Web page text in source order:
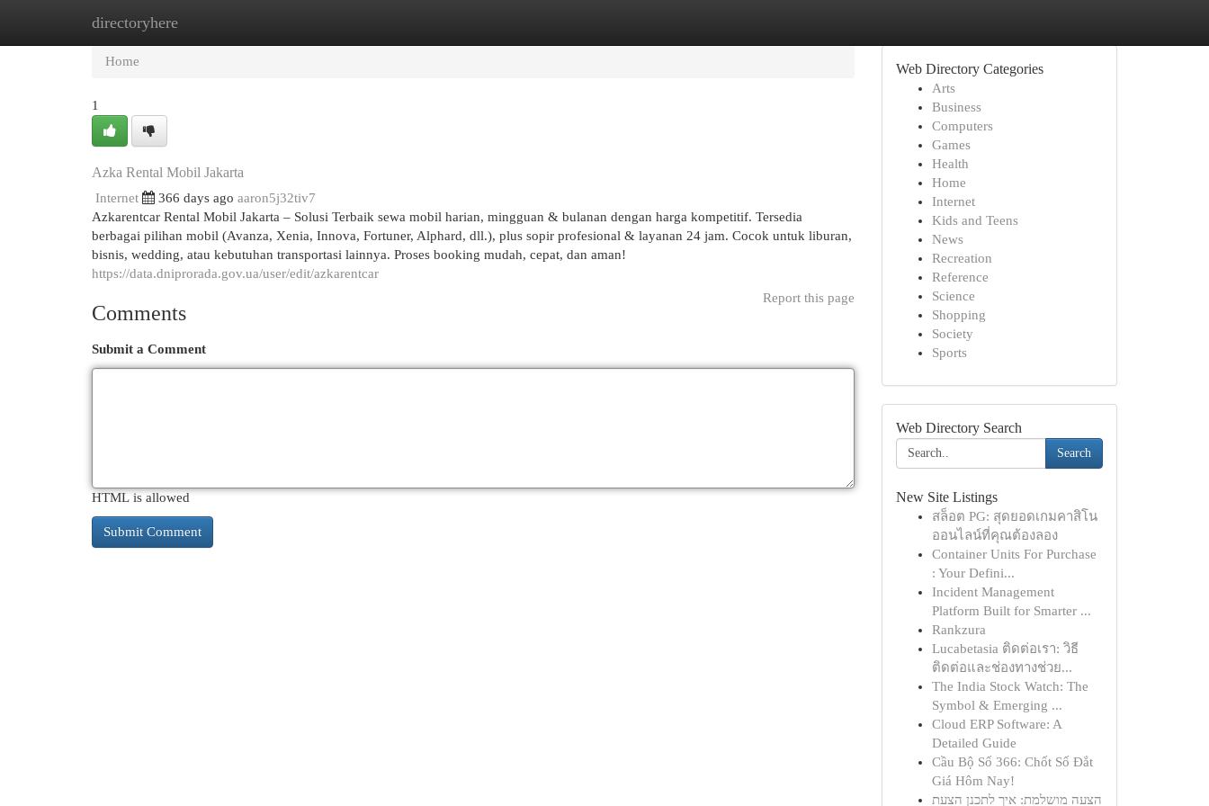
directoryhere
Home
Home
1
Azka Rental Mobil Jakarta
Internet 366 days ago aaron5j32tiv7
Azkarentcar Rental Mobil Jakarta – Solusi Terbaik sewa mobil harian, mingguan & bulanan dengan harga kompetitif. Tersedia
berbagai pilihan mobil (Avanza, Xenia, Innova, Fortuner, Alphard, dll.), plus sopir profesional & layanan 24 jam. Cocok untuk liburan,
bisnis, wedding, atau kebutuhan transportasi lainnya. Proses booking mudah, cepat, dan aman!
https://data.dniprorada.gov.ua/user/edit/azkarentcar
Report this page
Comments
Submit a Comment
HTML is allowed
Web Directory Categories
Arts
Business
Computers
Games
Health
Home
Internet
Kids and Teens
News
Recreation
Reference
Science
Shopping
Society
Sports
Web Directory Search
Search
New Site Listings
สล็อต PG: สุดยอดเกมคาสิโน
ออนไลน์ที่คุณต้องลอง
Container Units For Purchase
: Your Defini...
Incident Management
Platform Built for Smarter ...
Rankzura
Lucabetasia ติดต่อเรา: วิธี
ติดต่อและช่องทางช่วย...
The India Stock Watch: The
Symbol & Emerging ...
Cloud ERP Software: A
Detailed Guide
Cầu Bộ Số 366: Chốt Số Đắt
Giá Hôm Nay!
הצעה מושלמת: איך לתכנן הצעת